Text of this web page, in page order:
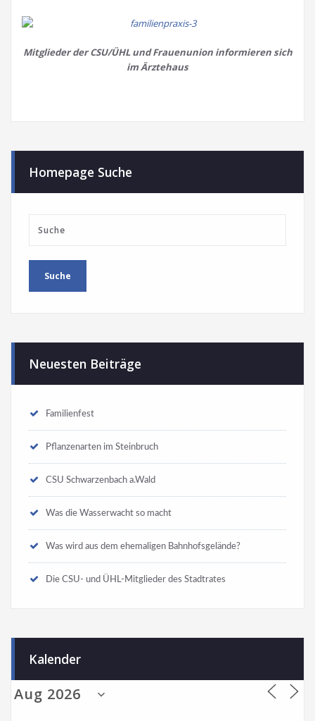
Mitglieder der CSU/ÜHL und Frauenunion informieren sich
im Ärztehaus
Homepage Suche
Neuesten Beiträge
Familienfest
Pflanzenarten im Steinbruch
CSU Schwarzenbach a.Wald
Was die Wasserwacht so macht
Was wird aus dem ehemaligen Bahnhofsgelände?
Die CSU- und ÜHL-Mitglieder des Stadtrates
Kalender